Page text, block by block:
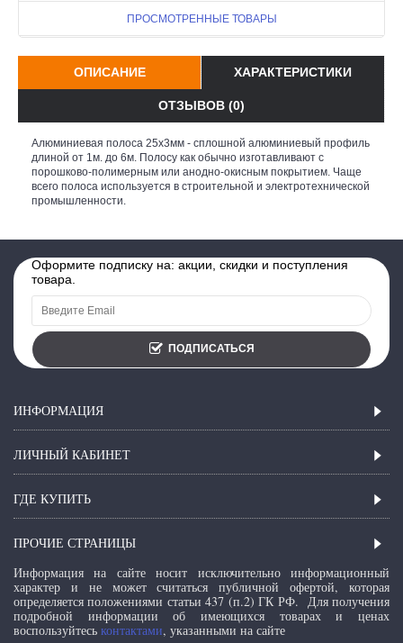
ПРОСМОТРЕННЫЕ ТОВАРЫ
ОПИСАНИЕ ХАРАКТЕРИСТИКИ
ОТЗЫВОВ (0)
Алюминиевая полоса 25х3мм - сплошной алюминиевый профиль
длиной от 1м. до 6м. Полосу как обычно изготавливают с
порошково-полимерным или анодно-окисным покрытием. Чаще
всего полоса используется в строительной и электротехнической
промышленности.
Оформите подписку на: акции, скидки и поступления
товара.
ПОДПИСАТЬСЯ
ИНФОРМАЦИЯ
ЛИЧНЫЙ КАБИНЕТ
ГДЕ КУПИТЬ
ПРОЧИЕ СТРАНИЦЫ
Информация на сайте носит исключительно информационный
характер и не может считаться публичной офертой, которая
определяется положениями статьи 437 (п.2) ГК РФ. Для получения
подробной информации об имеющихся товарах и ценах
воспользуйтесь контактами, указанными на сайте